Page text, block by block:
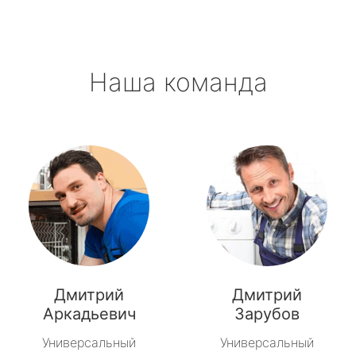
Наша команда
Дмитрий
Аркадьевич
Универсальный
Дмитрий
Зарубов
Универсальный